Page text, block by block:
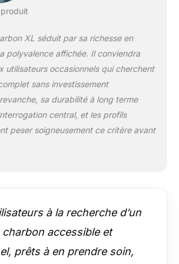
des outils comme
barbecue, et peut
facilement se replier
pour économiser de
l'espace lorsqu'il
Matériel de haute
qualité : Le gril à
chromées rendent les
plus faciles à
nettoyer. Le gril à
charbon est équipé
XL séduit par sa richesse en
polyvalence affichée. Il conviendra
utilisateurs occasionnels qui cherchent
sans investissement
sa durabilité à long terme
central, et les profils
peser soigneusement ce critère avant
à la recherche d’un
accessible et
prêts à en prendre soin,